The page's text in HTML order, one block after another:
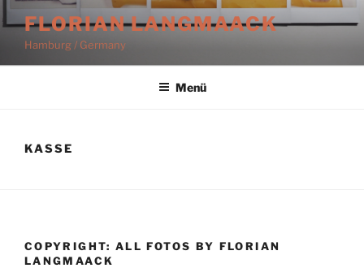
Inhalt
springen
FLORIAN LANGMAACK
Hamburg / Germany
Menü
KASSE
COPYRIGHT: ALL FOTOS BY FLORIAN
LANGMAACK